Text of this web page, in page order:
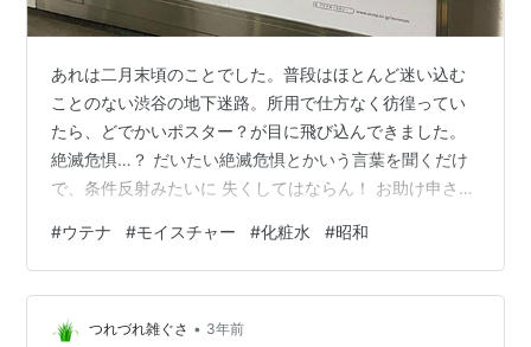
あれは二月末頃のことでした。普段はほとんど迷い込む
ことのない渋谷の地下迷路。所用で仕方なく彷徨ってい
たら、どでかいポスター？が目に飛び込んできました。
絶滅危惧…？ だいたい絶滅危惧とかいう言葉を聞くだけ
で、条件反射みたいに 失くしてはならん！ お助け申さね
い今どういう現状なのじゃ？ なんていう気持ちが胸の奥
にしんみり宿ります。 それがね。 これですよ。 渋谷駅
構内通路に貼られていたドデカポスター こんな堂々とし
た「助けてください」ってあります？ あざと過ぎるでし
#ウテナ #モイスチャー #化粧水 #昭和
つれづれ雑ぐさ • 3年前